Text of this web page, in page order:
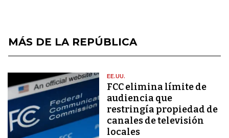
MÁS DE LA REPÚBLICA
EE.UU.
FCC elimina límite de
audiencia que
restringía propiedad de
canales de televisión
locales